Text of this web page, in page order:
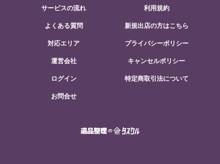
サービスの流れ
よくある質問
対応エリア
運営会社
ログイン
お問合せ
利用規約
新規出店の方はこちら
プライバシーポリシー
キャンセルポリシー
特定商取引法について